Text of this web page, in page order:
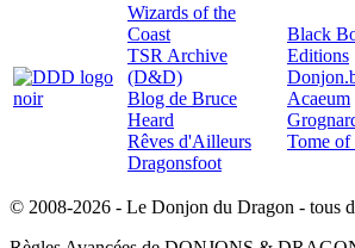
Wizards of the
Coast
TSR Archive
(D&D)
Blog de Bruce
Heard
Rêves d'Ailleurs
Dragonsfoot
Black
Editions
Acaeum
Tome of
© 2008-2026 - Le Donjon du Dragon - tous